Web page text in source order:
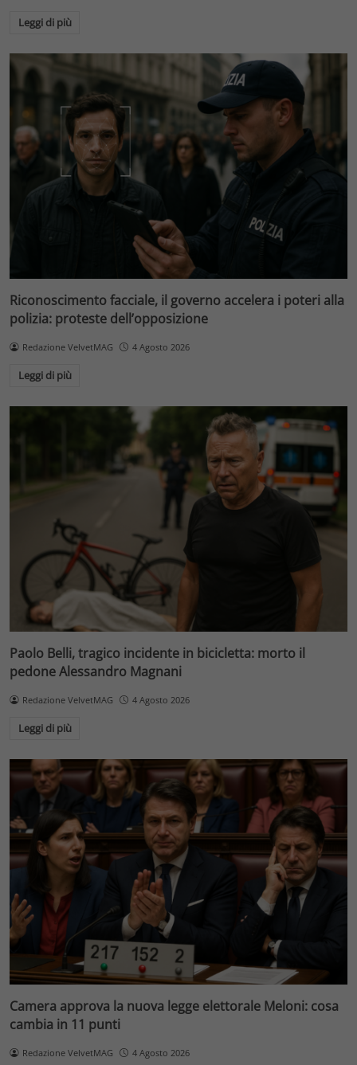
Leggi di più
Riconoscimento facciale, il governo accelera i poteri alla
polizia: proteste dell’opposizione
Redazione VelvetMAG 4 Agosto 2026
Leggi di più
Paolo Belli, tragico incidente in bicicletta: morto il
pedone Alessandro Magnani
Redazione VelvetMAG 4 Agosto 2026
Leggi di più
Camera approva la nuova legge elettorale Meloni: cosa
cambia in 11 punti
Redazione VelvetMAG 4 Agosto 2026